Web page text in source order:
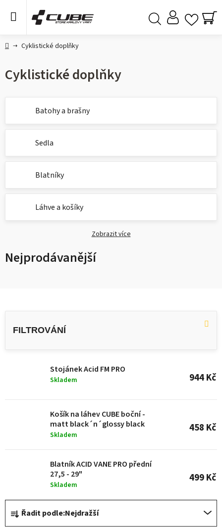
DomůCyklistické doplňky
Cyklistické doplňky
Batohy a brašny
Sedla
Blatníky
Láhve a košíky
Zobrazit více
Nejprodávanější
Stojánek Acid FM PRO
Skladem 944 Kč
Košík na láhev CUBE boční -
matt black´n´glossy black
Skladem
458 Kč
Blatník ACID VANE PRO přední
27,5 - 29"
Skladem
499 Kč
Ř
a
Řadit podle:Nejdražší
V
r
u
ů